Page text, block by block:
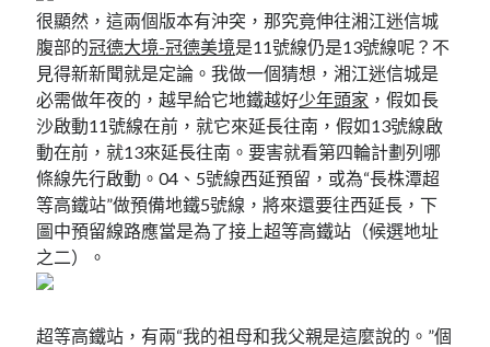
很顯然，這兩個版本有沖突，那究竟伸往湘江迷信城
腹部的冠德大境-冠德美境是11號線仍是13號線呢？不
見得新新聞就是定論。我做一個猜想，湘江迷信城是
必需做年夜的，越早給它地鐵越好少年頭家 ，假如長
沙啟動11號線在前，就它來延長往南，假如13號線啟
動在前，就13來延長往南。要害就看第四輪計劃列哪
條線先行啟動。04、5號線西延預留，或為“長株潭超
等高鐵站”做預備地鐵5號線，將來還要往西延長，下
圖中預留線路應當是為了接上超等高鐵站（候選地址
之二）。
超等高鐵站，有兩“我的祖母和我父親是這麼說的。”個